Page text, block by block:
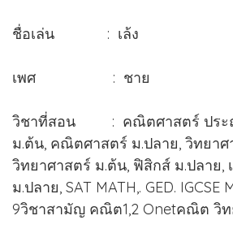
ชื่อเล่น : เล้ง
เพศ : ชาย
วิชาที่สอน : คณิตศาสตร์ ประ
ม.ต้น, คณิตศาสตร์ ม.ปลาย, วิทยาศ
วิทยาศาสตร์ ม.ต้น, ฟิสิกส์ ม.ปลาย,
ม.ปลาย, SAT MATH,. GED.
9วิชาสามัญ คณิต1,2 Onetคณิต